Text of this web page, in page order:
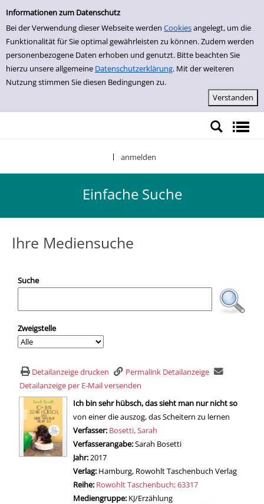
Einfache Suche
Informationen zum Datenschutz
Bei der Verwendung dieser Webseite werden Cookiesangelegt, um die
Funktionalität für Sie optimal gewährleisten zu können. Zudem werden
personenbezogene Daten erhoben und genutzt. Bitte beachten Sie
hierzu unsere allgemeine Datenschutzerklärung. Mit der weiteren
Nutzung stimmen Sie diesen Bedingungen zu.
Zur Detailanzeige springen
anmelden
Einfache Suche
Ihre Mediensuche
Suche
Zweigstelle
Detailanzeige drucken
Permalink Detailanzeige
Detailanzeige per E-Mail versenden
wird in neuem Tab geöffnet
Ich bin sehr hübsch, das sieht man nur nicht so
von einer die auszog, das Scheitern zu lernen
Verfasser: Suche nach diesem Verfasser
Bosetti, Sarah
Verfasserangabe:Sarah Bosetti
Jahr: 2017
Verlag: Hamburg, Rowohlt Taschenbuch Verlag
Reihe: Rowohlt Taschenbuch; 63317
Mediengruppe: KJ/Erzählung